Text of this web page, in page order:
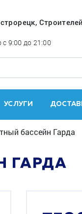
9:00 до 21:00
УСЛУГИ
бассейн Гарда
ГАРДА